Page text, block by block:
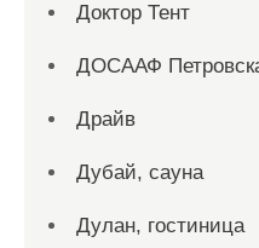
Доктор Тент
ДОСААФ
Драйв
Дубай, сауна
Дулан, гостиница